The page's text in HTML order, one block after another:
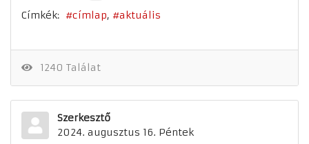
Címkék: címlap aktuális
1240 Találat
Szerkesztő
2024. augusztus 16. Péntek